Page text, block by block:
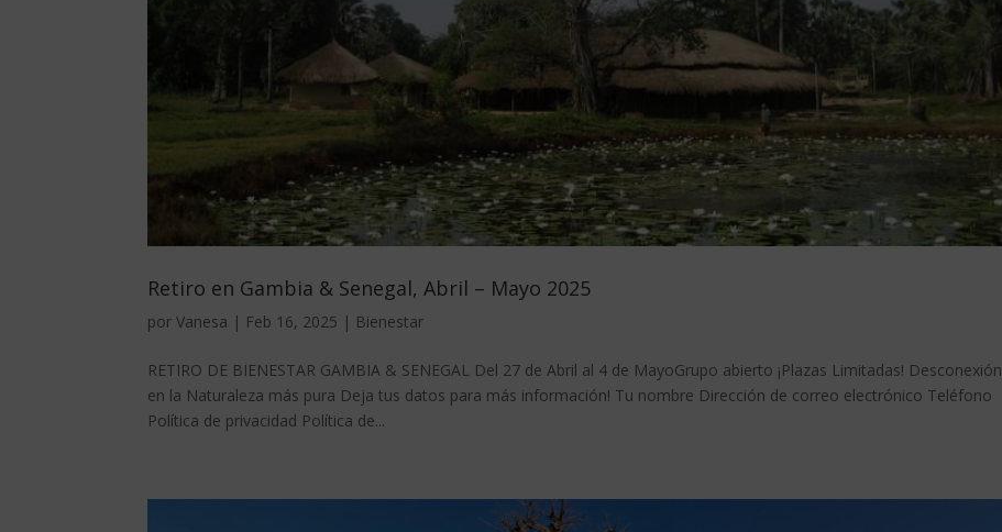
Retiro en Gambia & Senegal, Abril – Mayo 2025
porVanesa | Feb 16, 2025 | Bienestar
RETIRO DE BIENESTAR GAMBIA & SENEGAL Del 27 de Abril al 4 de MayoGrupo abierto ¡Plazas Limitadas! Desconexión
en la Naturaleza más pura Deja tus datos para más información! Tu nombre Dirección de correo electrónico Teléfono
Política de privacidad Política de...